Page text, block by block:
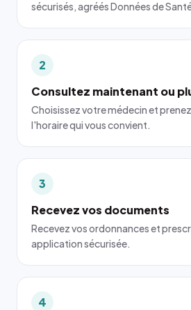
sécurisés, agréés Données de
2
Consultez maintenant ou
Choisissez votre médecin et
l'horaire qui vous convient.
3
Recevez vos documents
Recevez vos ordonnances et
application sécurisée.
4